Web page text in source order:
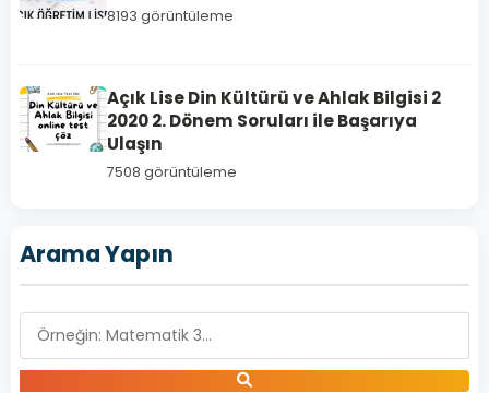
MANTIK
Açık
Lise
Mantık
8193 görüntüleme
Açık Lise Din Kültürü ve Ahlak Bilgisi 2
2020 2. Dönem Soruları ile Başarıya
Ulaşın
7508 görüntüleme
Arama Yapın